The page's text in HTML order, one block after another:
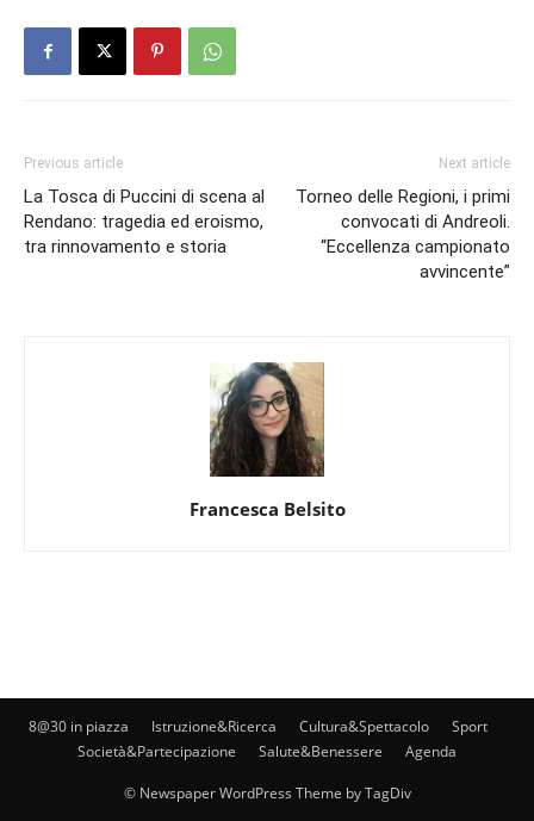
Previous article
La Tosca di Puccini di scena al
Rendano: tragedia ed eroismo,
tra rinnovamento e storia
Next article
Torneo delle Regioni, i primi
convocati di Andreoli.
“Eccellenza campionato
avvincente”
Francesca Belsito
8@30 in piazza Istruzione&Ricerca Cultura&Spettacolo
Sport
Società&Partecipazione
Salute&Benessere Agenda
© Newspaper WordPress Theme by TagDiv